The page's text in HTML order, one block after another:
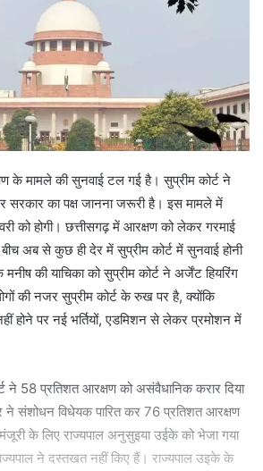
के मामले की सुनवाई टल गई है। सुप्रीम कोर्ट ने
का पक्ष जानना जरूरी है। इस मामले में
को होगी। छत्तीसगढ़ में आरक्षण को लेकर गरमाई
अब से कुछ ही देर में सुप्रीम कोर्ट में सुनवाई होनी
मनीष की याचिका को सुप्रीम कोर्ट ने अर्जेंट हियरिंग
की नजर सुप्रीम कोर्ट के रुख पर है, क्योंकि
होने पर नई भर्तियों, एडमिशन से लेकर प्रमोशन में
ने 58 प्रतिशत आरक्षण को असंवैधानिक करार दिया
ने संशोधन विधेयक पारित कर 76 प्रतिशत आरक्षण
के लिए राज्यपाल अनुसुइया उईके को भेजा गया
ने दस्तखत नहीं किए हैं। राज्यपाल उइके के